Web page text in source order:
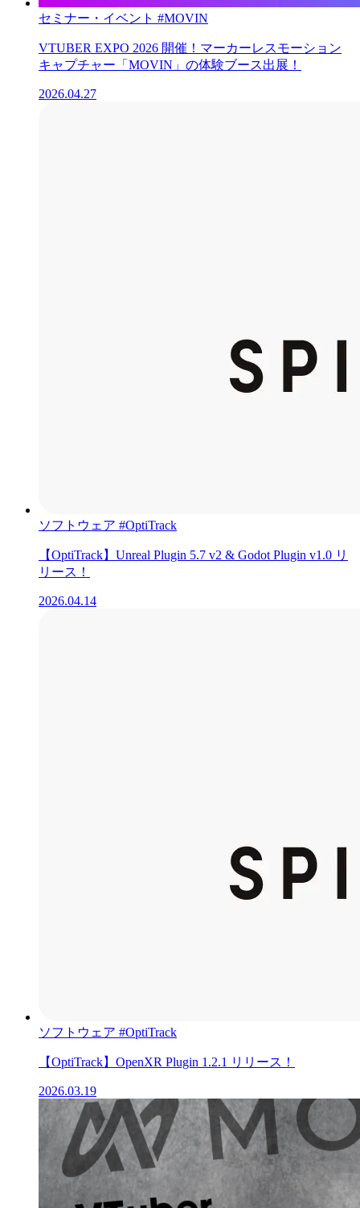
セミナー・イベント #MOVIN
VTUBER EXPO 2026 開催！マーカーレスモーション
キャプチャー「MOVIN」の体験ブース出展！
2026.04.27
ソフトウェア #OptiTrack
【OptiTrack】Unreal Plugin 5.7 v2 & Godot Plugin v1.0 リ
リース！
2026.04.14
ソフトウェア #OptiTrack
【OptiTrack】OpenXR Plugin 1.2.1 リリース！
2026.03.19